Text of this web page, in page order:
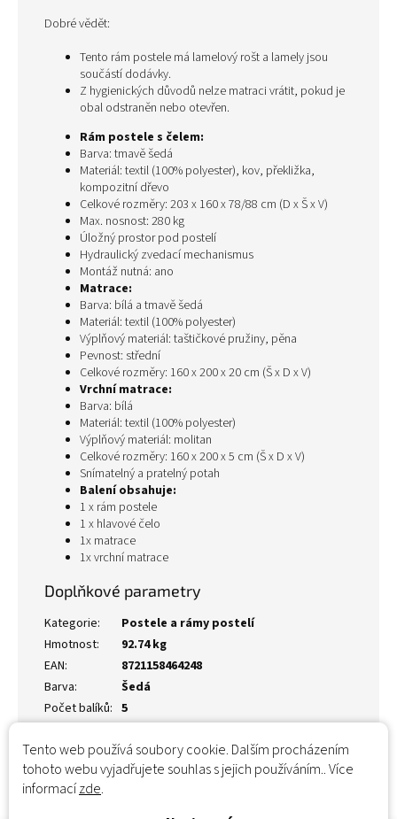
Tento web používá soubory cookie. Dalším procházením
tohoto webu vyjadřujete souhlas s jejich používáním.. Více
informacízde.
Dobré vědět:
Tento rám postele má lamelový rošt a lamely jsou
součástí dodávky.
Z hygienických důvodů nelze matraci vrátit, pokud je
obal odstraněn nebo otevřen.
Rám postele s čelem:
Barva: tmavě šedá
Materiál: textil (100% polyester), kov, překližka,
kompozitní dřevo
Celkové rozměry: 203 x 160 x 78/88 cm (D x Š x V)
Max. nosnost: 280 kg
Úložný prostor pod postelí
Hydraulický zvedací mechanismus
Montáž nutná: ano
Matrace:
Barva: bílá a tmavě šedá
Materiál: textil (100% polyester)
Výplňový materiál: taštičkové pružiny, pěna
Pevnost: střední
Celkové rozměry: 160 x 200 x 20 cm (Š x D x V)
Vrchní matrace:
Barva: bílá
Materiál: textil (100% polyester)
Výplňový materiál: molitan
Celkové rozměry: 160 x 200 x 5 cm (Š x D x V)
Snímatelný a pratelný potah
Balení obsahuje:
1 x rám postele
1 x hlavové čelo
1x matrace
1x vrchní matrace
Doplňkové parametry
Kategorie:
Postele a rámy postelí
Hmotnost:
92.74 kg
EAN:
8721158464248
Barva:
Šedá
Počet balíků: 5